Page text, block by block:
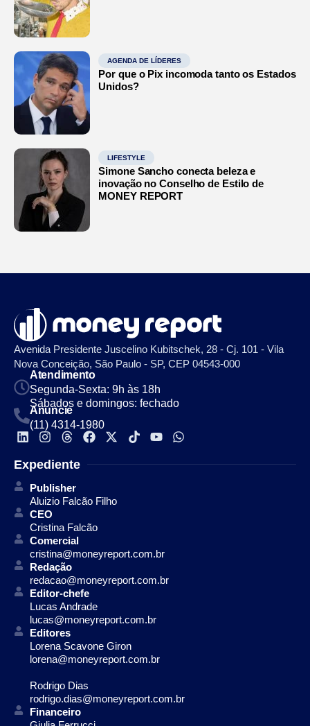
AGENDA DE LÍDERES
Por que o Pix incomoda tanto os Estados
Unidos?
LIFESTYLE
Simone Sancho conecta beleza e
inovação no Conselho de Estilo de
MONEY REPORT
Avenida Presidente Juscelino Kubitschek, 28 - Cj. 101 - Vila
Nova Conceição, São Paulo - SP, CEP 04543-000
Atendimento
Segunda-Sexta: 9h às 18h
Sábados e domingos: fechado
Anuncie
(11) 4314-1980
Expediente
Publisher
Aluizio Falcão Filho
CEO
Cristina Falcão
Comercial
cristina@moneyreport.com.br
Redação
redacao@moneyreport.com.br
Editor-chefe
Lucas Andrade
lucas@moneyreport.com.br
Editores
Lorena Scavone Giron
lorena@moneyreport.com.br
Rodrigo Dias
rodrigo.dias@moneyreport.com.br
Financeiro